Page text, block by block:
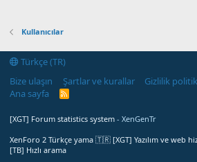
Kullanıcılar
Türkçe (TR)
Bize ulaşın
Şartlar ve kurallar Gizlilik
Ana sayfa
R
[XGT] Forum statistics system - XenGenTr
XenForo 2 Türkçe yama 🇹🇷 [XGT] Yazılım ve web
[TB] Hızlı arama